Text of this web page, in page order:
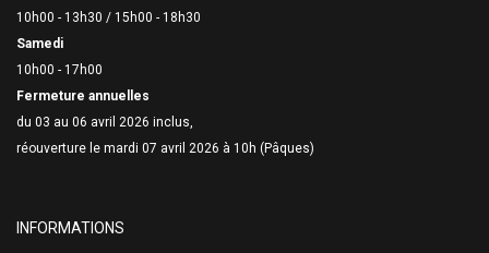
10h00 - 13h30 / 15h00 - 18h30
Samedi
10h00 - 17h00
Fermeture annuelles
du 03 au 06 avril 2026 inclus,
réouverture le mardi 07 avril 2026 à 10h (Pâques)
INFORMATIONS